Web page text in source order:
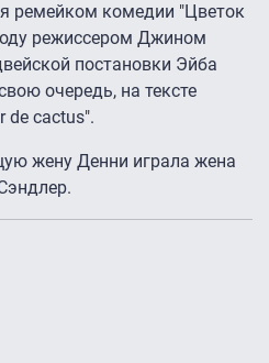
ремейком комедии "Цветок
режиссером Джином
постановки Эйба
очередь, на тексте
de cactus".
жену Денни играла жена